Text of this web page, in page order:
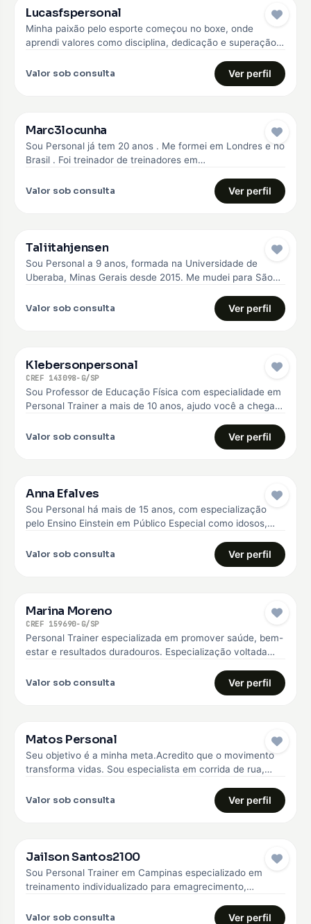
Lucasfspersonal
Minha paixão pelo esporte começou no boxe, onde
aprendi valores como disciplina, dedicação e superação.
Valor sob consulta Ver perfil
Marc3locunha
Sou Personal já tem 20 anos . Me formei em Londres e no
Brasil . Foi treinador de treinadores em…
Valor sob consulta Ver perfil
Taliitahjensen
Sou Personal a 9 anos, formada na Universidade de
Uberaba, Minas Gerais desde 2015. Me mudei para São
Valor sob consulta Ver perfil
Klebersonpersonal
CREF 143098-G/SP
Sou Professor de Educação Física com especialidade em
Personal Trainer a mais de 10 anos, ajudo você a chegar
Valor sob consulta Ver perfil
Anna Efalves
Sou Personal há mais de 15 anos, com especialização
pelo Ensino Einstein em Público Especial como idosos,
Valor sob consulta Ver perfil
Marina Moreno
CREF 159690-G/SP
Personal Trainer especializada em promover saúde, bem-
estar e resultados duradouros. Especialização voltada
de…
Valor sob consulta Ver perfil
Matos Personal
Seu objetivo é a minha meta.Acredito que o movimento
transforma vidas. Sou especialista em corrida de rua,
Valor sob consulta Ver perfil
Jailson Santos2100
Sou Personal Trainer em Campinas especializado em
treinamento individualizado para emagrecimento,
alunos iniciantes e…
Valor sob consulta Ver perfil